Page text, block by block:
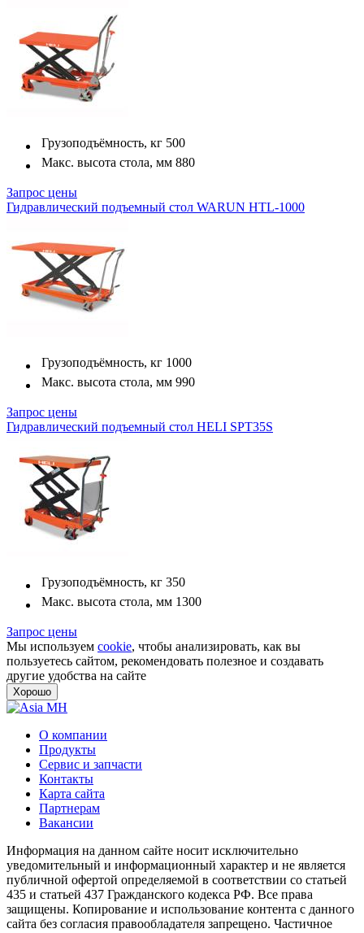
Грузоподъёмность, кг 500
Макс. высота стола, мм 880
Запрос цены
Гидравлический подъемный стол WARUN HTL-1000
Грузоподъёмность, кг 1000
Макс. высота стола, мм 990
Запрос цены
Гидравлический подъемный стол HELI SPT35S
Грузоподъёмность, кг 350
Макс. высота стола, мм 1300
Запрос цены
Мы используем cookie, чтобы анализировать, как вы
пользуетесь сайтом, рекомендовать полезное и создавать
другие удобства на сайте
Хорошо
О компании
Продукты
Сервис и запчасти
Контакты
Карта сайта
Партнерам
Вакансии
Информация на данном сайте носит исключительно
уведомительный и информационный характер и не является
публичной офертой определяемой в соответствии со статьей
435 и статьей 437 Гражданского кодекса РФ. Все права
защищены. Копирование и использование контента с данного
сайта без согласия правообладателя запрещено. Частичное